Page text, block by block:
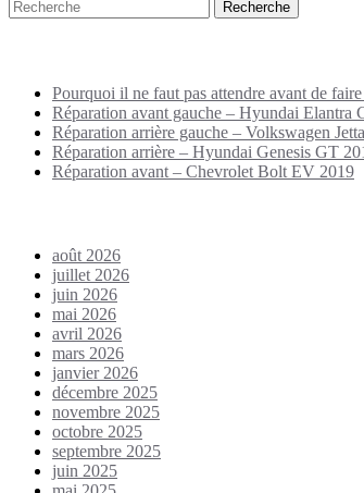
Pourquoi il ne faut pas attendre avant de
Réparation avant gauche – Hyundai Elantra
Réparation arrière gauche – Volkswagen
Réparation arrière – Hyundai Genesis GT
Réparation avant – Chevrolet Bolt EV 2019
août 2026
juillet 2026
juin 2026
mai 2026
avril 2026
mars 2026
janvier 2026
décembre 2025
novembre 2025
octobre 2025
septembre 2025
juin 2025